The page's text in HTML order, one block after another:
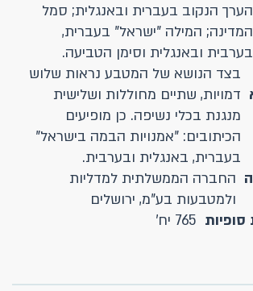
הערך הנקוב בעברית ובאנגלית; סמל
המדינה; המילה "ישראל" בעברית,
בערבית ובאנגלית וסימן הטביעה.
בצד הנושא של המטבע נראות שלוש
דמויות, שתיים מחוללות ושלישית
מנגנת בכלי נשיפה. כן מופיעים
הכיתובים: "אמנויות הבמה בישראל"
בעברית, באנגלית ובערבית.
החברה הממשלתית למדליות
ולמטבעות בע"מ, ירושלים
סופיות 765 יח'